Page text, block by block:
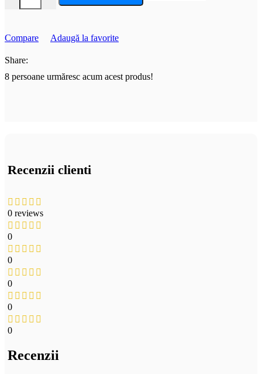
Compare Adaugă la favorite
Share:
8 persoane urmăresc acum acest produs!
Recenzii clienti
0 reviews
0
0
0
0
0
Recenzii